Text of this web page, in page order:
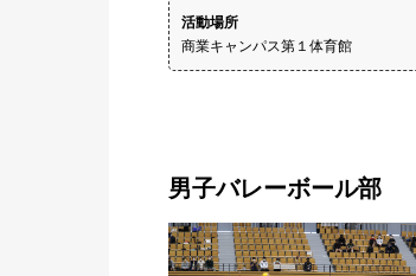
活動場所
商業キャンパス第１体育館
男子バレーボール部